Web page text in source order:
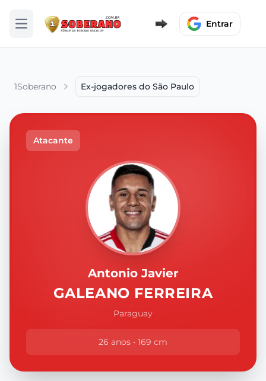
Abrir menu Entrar
1Soberano Ex-jogadores do São Paulo
Atacante
Antonio Javier
GALEANO FERREIRA
Paraguay
26 anos • 169 cm